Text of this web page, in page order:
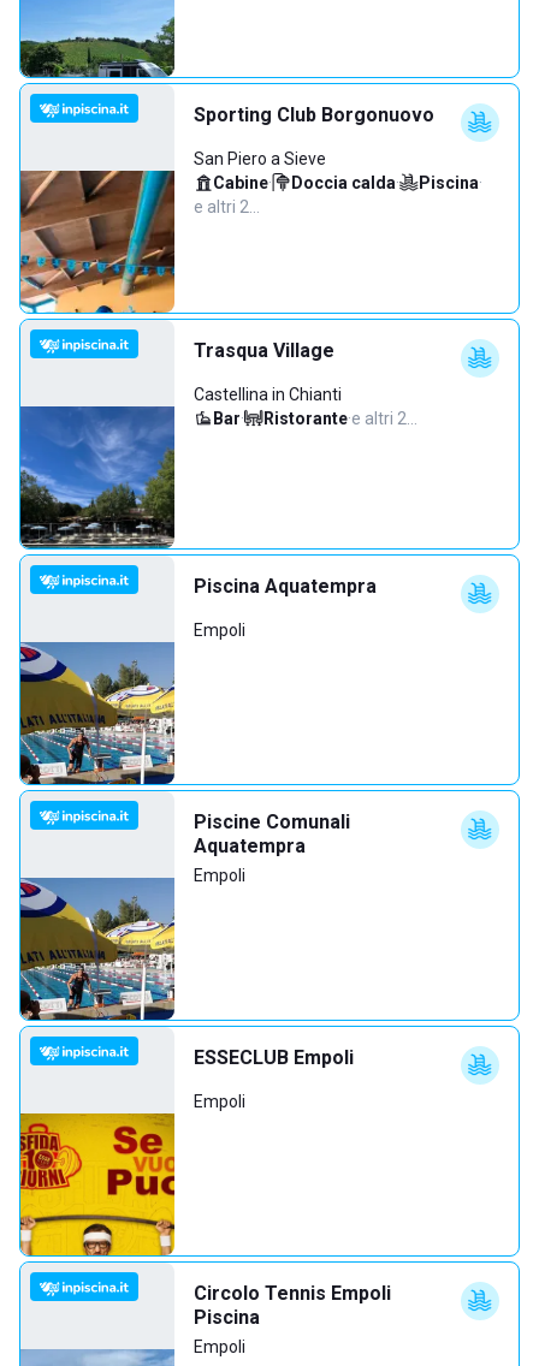
Sporting Club Borgonuovo
San Piero a Sieve
Cabine· Doccia calda· Piscina·
e altri 2…
Trasqua Village
Castellina in Chianti
Bar· Ristorante·e altri 2…
Piscina Aquatempra
Empoli
Piscine Comunali
Aquatempra
Empoli
ESSECLUB Empoli
Empoli
Circolo Tennis Empoli
Piscina
Empoli